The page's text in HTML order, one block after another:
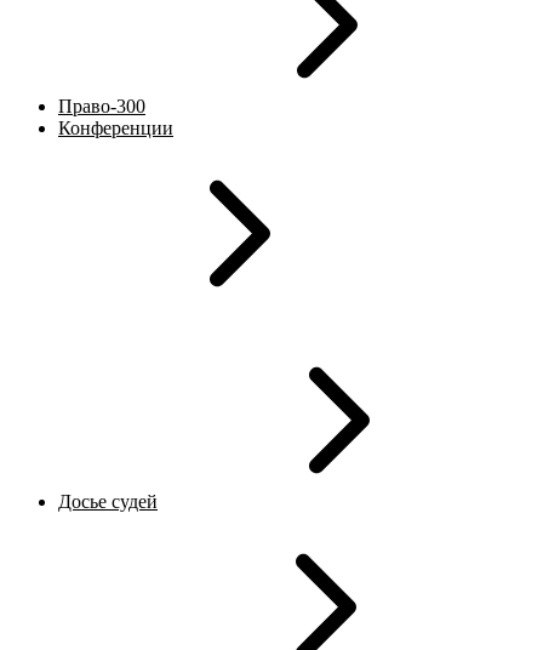
Право-300
Конференции
Досье судей